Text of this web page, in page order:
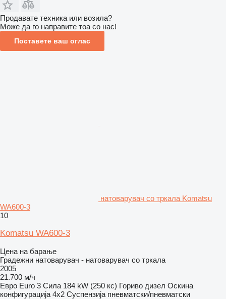
Продавате техника или возила?
Може да го направите тоа со нас!
Поставете ваш оглас
натоварувач со тркала Komatsu
WA600-3
10
Komatsu WA600-3
Цена на барање
Градежни натоварувач - натоварувач со тркала
2005
21.700 м/ч
Евро Euro 3 Сила 184 kW (250 кс) Гориво дизел Оскина
конфигурација 4x2 Суспензија пневматски/пневматски